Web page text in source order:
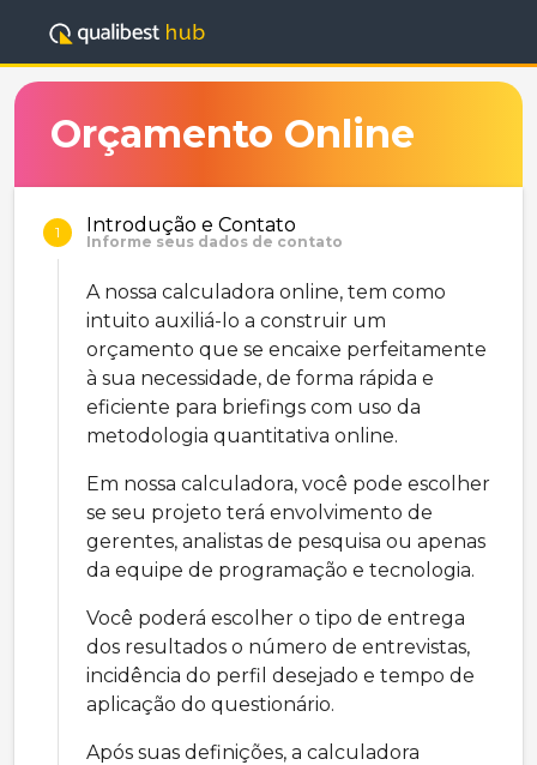
Orçamento Online
1 Introdução e Contato
Informe seus dados de contato
A nossa calculadora online, tem como
intuito auxiliá-lo a construir um
orçamento que se encaixe perfeitamente
à sua necessidade, de forma rápida e
eficiente para briefings com uso da
metodologia quantitativa online.
Em nossa calculadora, você pode escolher
se seu projeto terá envolvimento de
gerentes, analistas de pesquisa ou apenas
da equipe de programação e tecnologia.
Você poderá escolher o tipo de entrega
dos resultados o número de entrevistas,
incidência do perfil desejado e tempo de
aplicação do questionário.
Após suas definições, a calculadora